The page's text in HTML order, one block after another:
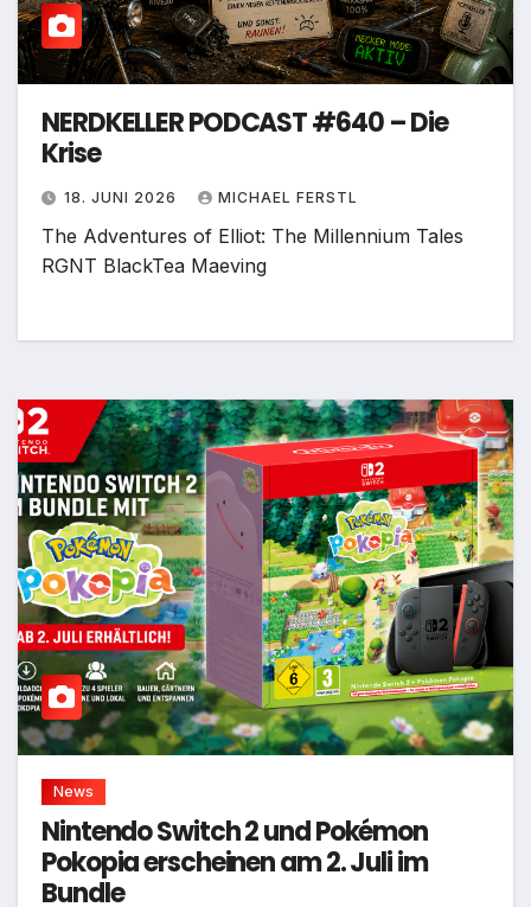
NERDKELLER PODCAST #640 – Die
Krise
18. JUNI 2026 MICHAEL FERSTL
The Adventures of Elliot: The Millennium Tales
RGNT BlackTea Maeving
News
Nintendo Switch 2 und Pokémon
Pokopia erscheinen am 2. Juli im
Bundle